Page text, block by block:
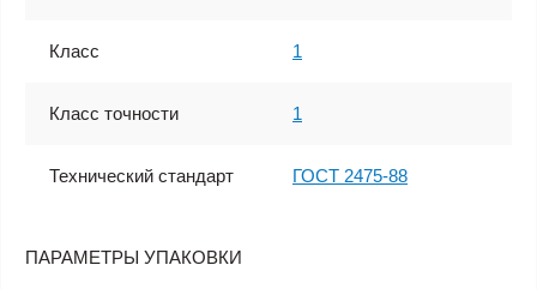
Класс 1
Класс точности 1
Технический стандарт ГОСТ 2475-88
ПАРАМЕТРЫ УПАКОВКИ